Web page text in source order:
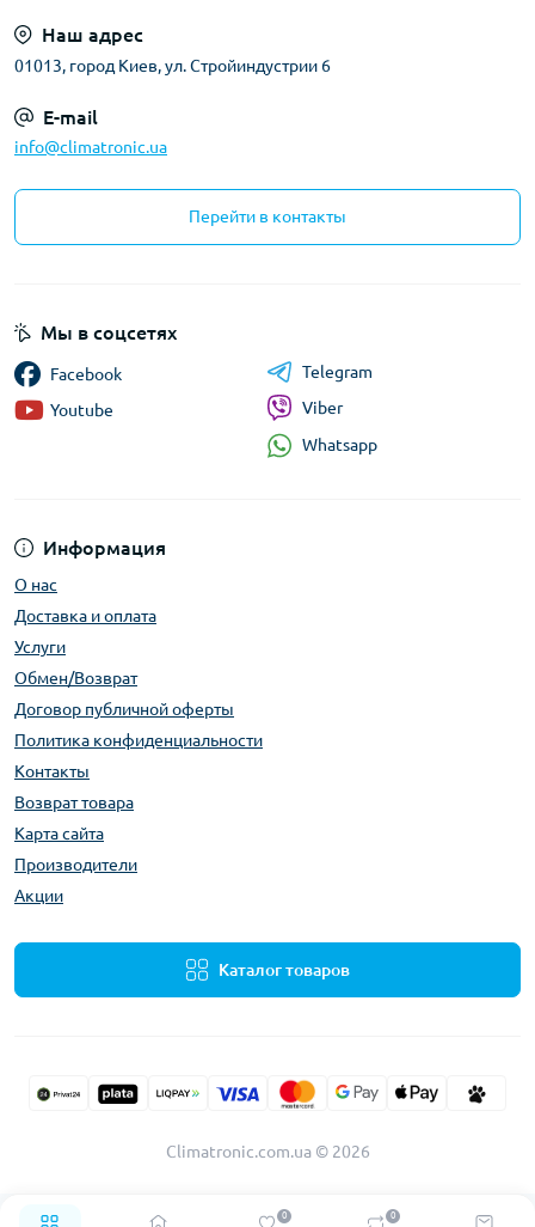
0 0
Наш адрес
01013, город Киев, ул. Стройиндустрии 6
E-mail
info@climatronic.ua
Перейти в контакты
Информация
О нас
Доставка и оплата
Услуги
Обмен/Возврат
Договор публичной оферты
Политика конфиденциальности
Контакты
Возврат товара
Карта сайта
Производители
Акции
Каталог товаров
Мы в соцсетях
Facebook
Youtube
Telegram
Viber
Whatsapp
Climatronic.com.ua © 2026